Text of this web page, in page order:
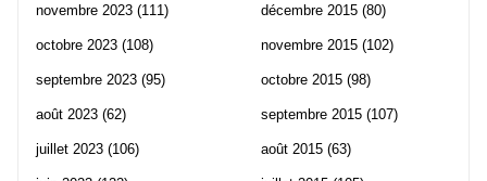
novembre 2023 (111)
octobre 2023 (108)
septembre 2023 (95)
août 2023 (62)
juillet 2023 (106)
décembre 2015 (80)
novembre 2015 (102)
octobre 2015 (98)
septembre 2015 (107)
août 2015 (63)